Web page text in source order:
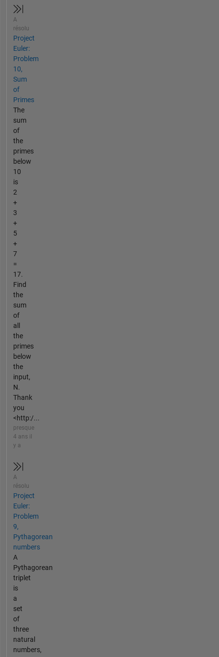
A
résolu
Project
Euler:
Problem
10,
Sum
of
Primes
The
sum
of
the
primes
below
10
is
2
+
3
+
5
+
7
=
17.
Find
the
sum
of
all
the
primes
below
the
input,
N.
Thank
you
<http:/...
presque
4 ans il
y a
A
résolu
Project
Euler:
Problem
9,
Pythagorean
numbers
A
Pythagorean
triplet
is
a
set
of
three
natural
numbers,